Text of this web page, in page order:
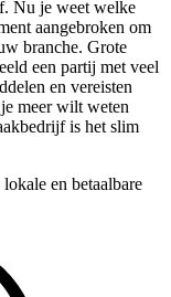
Nu je weet welke
aangebroken om
branche. Grote
een partij met veel
en vereisten
meer wilt weten
is het slim
en betaalbare